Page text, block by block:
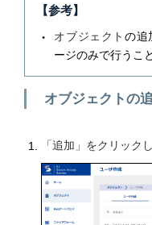
【参考】
オブジェクト の追
ージのみで行うこ
オブジェクトの
「追加」をクリック